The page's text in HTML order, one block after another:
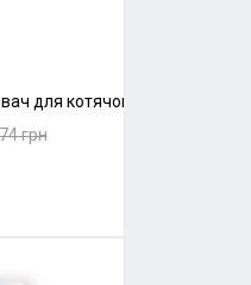
для котячого туалету
грн